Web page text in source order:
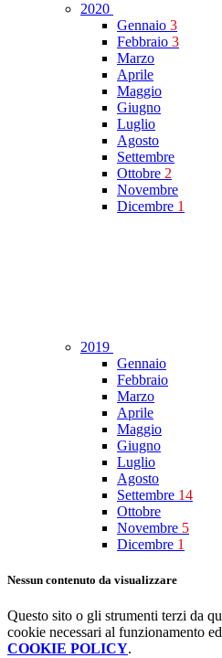
2020
Gennaio 3
Febbraio 3
Marzo
Aprile
Maggio
Giugno
Luglio
Agosto
Settembre
Ottobre 2
Novembre
Dicembre 1
2019
Gennaio
Febbraio
Marzo
Aprile
Maggio
Giugno
Luglio
Agosto
Settembre 14
Ottobre
Novembre 5
Dicembre 1
Nessun contenuto da visualizzare
Questo sito o gli strumenti terzi da
cookie necessari al funzionamento
COOKIE POLICY.